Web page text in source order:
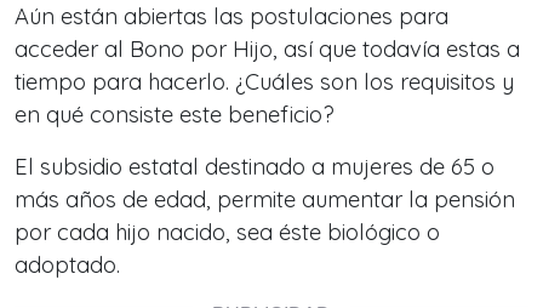
Aún están abiertas las postulaciones para
acceder al Bono por Hijo, así que todavía estas a
tiempo para hacerlo. ¿Cuáles son los requisitos y
en qué consiste este beneficio?
El subsidio estatal destinado a mujeres de 65 o
más años de edad, permite aumentar la pensión
por cada hijo nacido, sea éste biológico o
adoptado.